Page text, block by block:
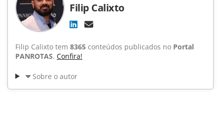
Filip Calixto
Filip Calixto tem 8365 conteúdos publicados no Portal
PANROTAS. Confira!
Sobre o autor